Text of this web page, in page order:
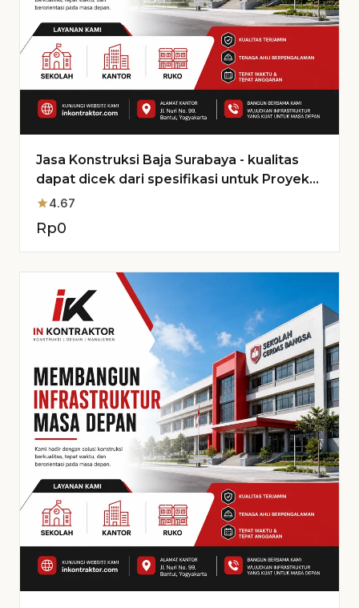
Jasa Konstruksi Baja Surabaya - kualitas
dapat dicek dari spesifikasi untuk Proyek
Anda
star4.67
Rp0